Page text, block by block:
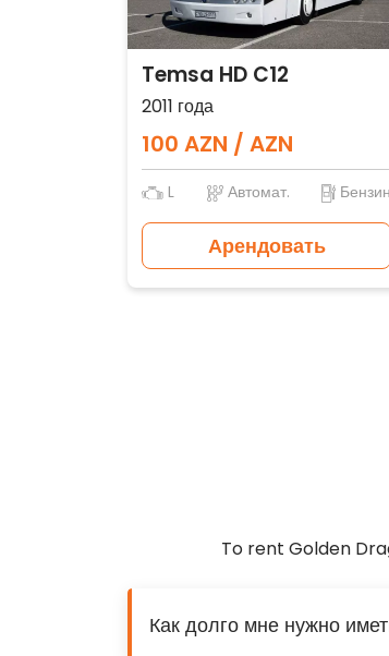
Temsa HD C12
2011 года
100 AZN / AZN
L Автомат. Бензин
Арендовать
To rent Golden
Как долго мне нужно